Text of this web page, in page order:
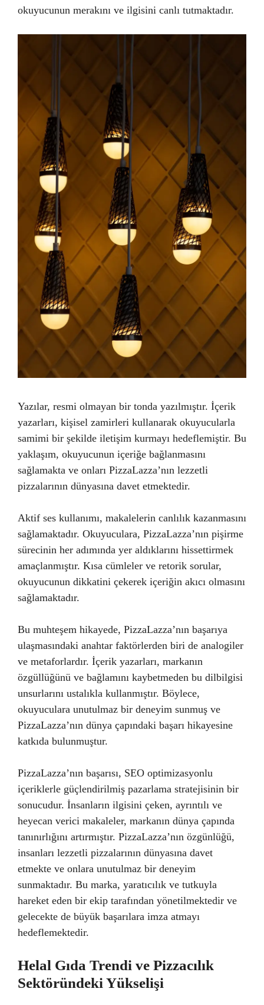
okuyucunun merakını ve ilgisini canlı tutmaktadır.
Yazılar, resmi olmayan bir tonda yazılmıştır. İçerik
yazarları, kişisel zamirleri kullanarak okuyucularla
samimi bir şekilde iletişim kurmayı hedeflemiştir. Bu
yaklaşım, okuyucunun içeriğe bağlanmasını
sağlamakta ve onları PizzaLazza’nın lezzetli
pizzalarının dünyasına davet etmektedir.
Aktif ses kullanımı, makalelerin canlılık kazanmasını
sağlamaktadır. Okuyuculara, PizzaLazza’nın pişirme
sürecinin her adımında yer aldıklarını hissettirmek
amaçlanmıştır. Kısa cümleler ve retorik sorular,
okuyucunun dikkatini çekerek içeriğin akıcı olmasını
sağlamaktadır.
Bu muhteşem hikayede, PizzaLazza’nın başarıya
ulaşmasındaki anahtar faktörlerden biri de analogiler
ve metaforlardır. İçerik yazarları, markanın
özgüllüğünü ve bağlamını kaybetmeden bu dilbilgisi
unsurlarını ustalıkla kullanmıştır. Böylece,
okuyuculara unutulmaz bir deneyim sunmuş ve
PizzaLazza’nın dünya çapındaki başarı hikayesine
katkıda bulunmuştur.
PizzaLazza’nın başarısı, SEO optimizasyonlu
içeriklerle güçlendirilmiş pazarlama stratejisinin bir
sonucudur. İnsanların ilgisini çeken, ayrıntılı ve
heyecan verici makaleler, markanın dünya çapında
tanınırlığını artırmıştır. PizzaLazza’nın özgünlüğü,
insanları lezzetli pizzalarının dünyasına davet
etmekte ve onlara unutulmaz bir deneyim
sunmaktadır. Bu marka, yaratıcılık ve tutkuyla
hareket eden bir ekip tarafından yönetilmektedir ve
gelecekte de büyük başarılara imza atmayı
hedeflemektedir.
Helal Gıda Trendi ve Pizzacılık
Sektöründeki Yükselişi